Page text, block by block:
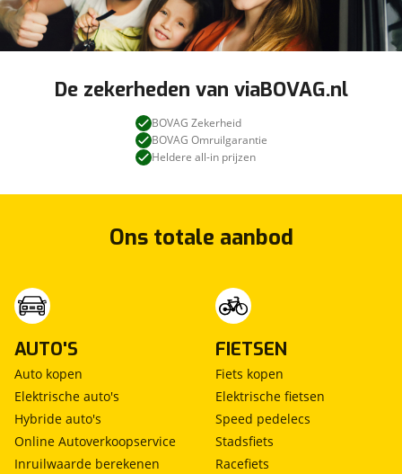
De zekerheden van viaBOVAG.nl
BOVAG Zekerheid
BOVAG Omruilgarantie
Heldere all-in prijzen
Ons totale aanbod
AUTO'S
Auto kopen
Elektrische auto's
Hybride auto's
Online Autoverkoopservice
Inruilwaarde berekenen
FIETSEN
Fiets kopen
Elektrische fietsen
Speed pedelecs
Stadsfiets
Racefiets